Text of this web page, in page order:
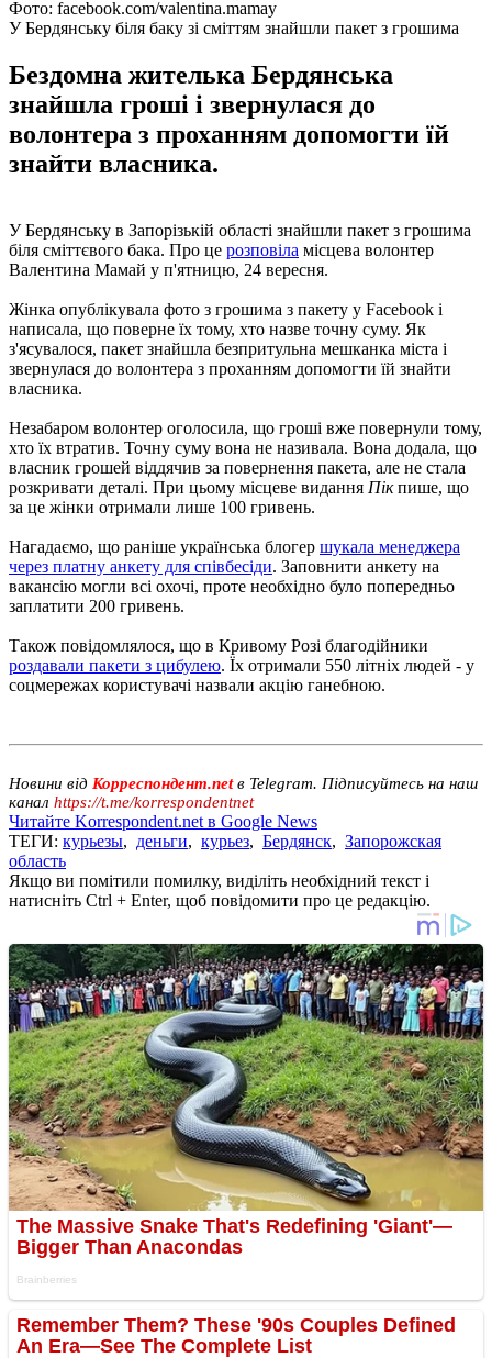
Фото: facebook.com/valentina.mamay
У Бердянську біля баку зі сміттям знайшли пакет з грошима
Бездомна жителька Бердянська
знайшла гроші і звернулася до
волонтера з проханням допомогти їй
знайти власника.
У Бердянську в Запорізькій області знайшли пакет з грошима
біля сміттєвого бака. Про це розповіла місцева волонтер
Валентина Мамай у п'ятницю, 24 вересня.
Жінка опублікувала фото з грошима з пакету у Facebook і
написала, що поверне їх тому, хто назве точну суму. Як
з'ясувалося, пакет знайшла безпритульна мешканка міста і
звернулася до волонтера з проханням допомогти їй знайти
власника.
Незабаром волонтер оголосила, що гроші вже повернули тому,
хто їх втратив. Точну суму вона не називала. Вона додала, що
власник грошей віддячив за повернення пакета, але не стала
розкривати деталі. При цьому місцеве видання Пікпише, що
за це жінки отримали лише 100 гривень.
Нагадаємо, що раніше українська блогер шукала менеджера
через платну анкету для співбесіди. Заповнити анкету на
вакансію могли всі охочі, проте необхідно було попередньо
заплатити 200 гривень.
Також повідомлялося, що в Кривому Розі благодійники
роздавали пакети з цибулею. Їх отримали 550 літніх людей - у
соцмережах користувачі назвали акцію ганебною.
Новини від Корреспондент.netв Telegram. Підписуйтесь на наш
канал https://t.me/korrespondentnet
Читайте Korrespondent.net в Google News
ТЕГИ: курьезы, деньги, курьез, Бердянск, Запорожская
область
Якщо ви помітили помилку, виділіть необхідний текст і
натисніть Ctrl + Enter, щоб повідомити про це редакцію.